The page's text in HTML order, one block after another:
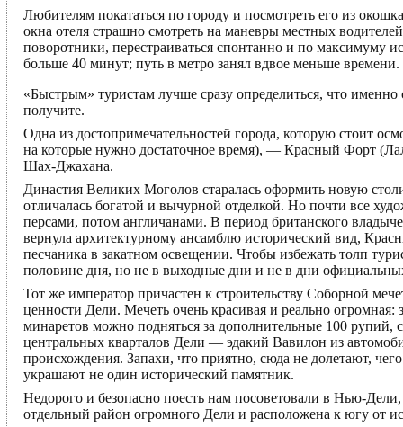
Любителям покататься по городу и посмотреть его из
окна отеля страшно смотреть на маневры местных
поворотники, перестраиваться спонтанно и по максимуму
больше 40 минут; путь в метро занял вдвое меньше времени.
«Быстрым» туристам лучше сразу определиться, что
получите.
Одна из достопримечательностей города, которую стоит
на которые нужно достаточное время), — Красный Форт
Шах-Джахана.
Династия Великих Моголов старалась оформить новую
отличалась богатой и вычурной отделкой. Но почти все
персами, потом англичанами. В период британского
вернула архитектурному ансамблю исторический вид,
песчаника в закатном освещении. Чтобы избежать толп
половине дня, но не в выходные дни и не в дни
Тот же император причастен к строительству Соборной
ценности Дели. Мечеть очень красивая и реально
минаретов можно подняться за дополнительные 100 рупий,
центральных кварталов Дели — эдакий Вавилон из
происхождения. Запахи, что приятно, сюда не долетают,
украшают не один исторический памятник.
Недорого и безопасно поесть нам посоветовали в Нью-
отдельный район огромного Дели и расположена к югу от